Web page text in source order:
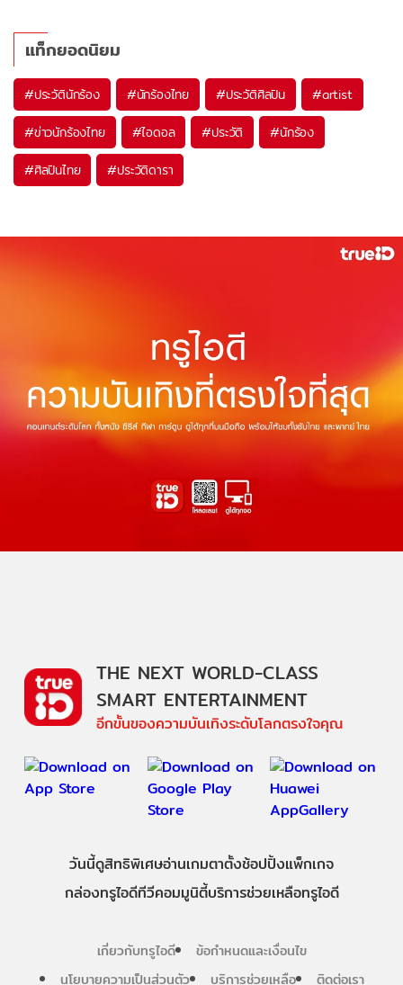
แท็กยอดนิยม
#ประวัตินักร้อง #นักร้องไทย #ประวัติศิลปิน #artist
#ข่าวนักร้องไทย #ไอดอล #ประวัติ #นักร้อง
#ศิลปินไทย #ประวัติดารา
THE NEXT WORLD-CLASS
SMART ENTERTAINMENT
อีกขั้นของความบันเทิงระดับโลกตรงใจคุณ
วันนี้ดูสิทธิพิเศษอ่านเกมตาตั้งช้อปปิ้งแพ็กเกจ
กล่องทรูไอดีทีวีคอมมูนิตี้บริการช่วยเหลือทรูไอดี
เกี่ยวกับทรูไอดี
ข้อกำหนดและเงื่อนไข
นโยบายความเป็นส่วนตัว
บริการช่วยเหลือ ติดต่อเรา